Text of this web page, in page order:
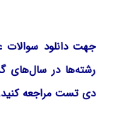
جهت دانلود
رشته‌ها در سال‌های
دی تست مراجعه